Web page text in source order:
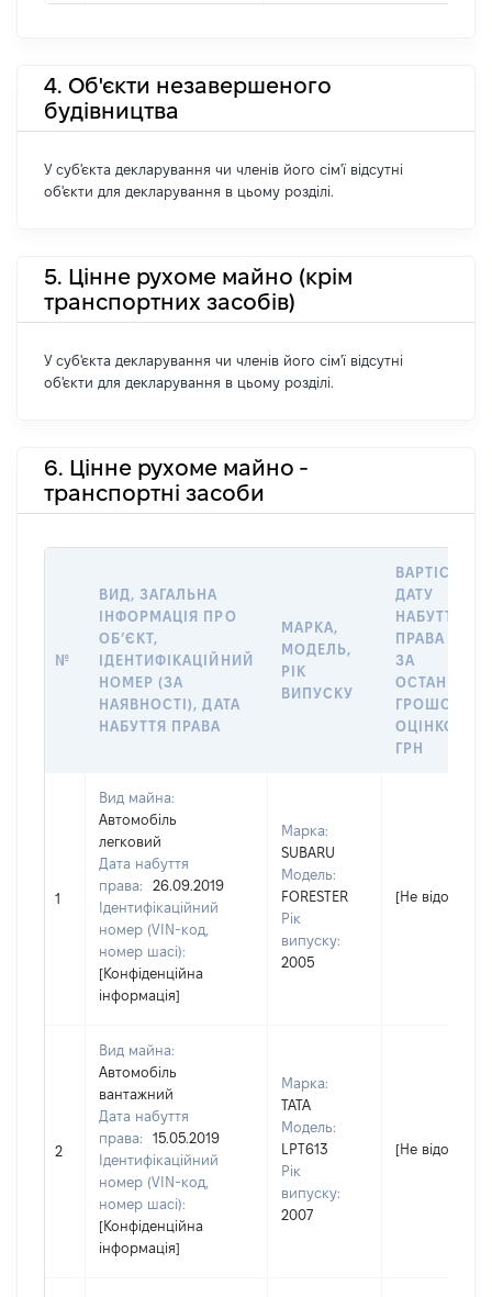
4. Об'єкти незавершеного
будівництва
У суб'єкта декларування чи членів його сім'ї відсутні
об'єкти для декларування в цьому розділі.
5. Цінне рухоме майно (крім
транспортних засобів)
У суб'єкта декларування чи членів його сім'ї відсутні
об'єкти для декларування в цьому розділі.
6. Цінне рухоме майно -
транспортні засоби
№
ВИД, ЗАГАЛЬНА
ІНФОРМАЦІЯ ПРО
ОБʼЄКТ,
ІДЕНТИФІКАЦІЙНИЙ
НОМЕР (ЗА
НАЯВНОСТІ), ДАТА
НАБУТТЯ ПРАВА
МАРКА,
МОДЕЛЬ,
РІК
ВИПУСКУ
ВАРТІСТЬ
ДАТУ
НАБУТТЯ
ПРАВА АБО
ЗА
ГРОШОВОЮ
ОЦІНКОЮ,
ГРН
1
Вид майна:
Автомобіль
легковий
Дата набуття
права:
26.09.2019
Ідентифікаційний
номер (VIN-код,
номер шасі):
[Конфіденційна
інформація]
Марка:
SUBARU
Модель:
FORESTER
Рік
випуску:
2005
[Не відомо]
2
Вид майна:
Автомобіль
вантажний
Дата набуття
права:
15.05.2019
Ідентифікаційний
номер (VIN-код,
номер шасі):
[Конфіденційна
інформація]
Марка:
TATA
Модель:
LPT613
Рік
випуску:
2007
[Не відомо]